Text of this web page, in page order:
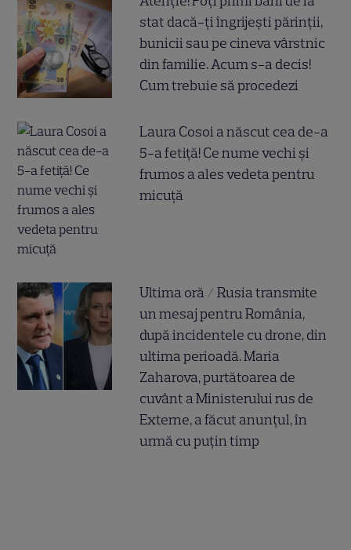
stat dacă-ți îngrijești părinții,
bunicii sau pe cineva vârstnic
din familie. Acum s-a decis!
Cum trebuie să procedezi
Laura Cosoi a născut cea de-a
5-a fetiță! Ce nume vechi și
frumos a ales vedeta pentru
micuță
Ultima oră / Rusia transmite
un mesaj pentru România,
după incidentele cu drone, din
ultima perioadă. Maria
Zaharova, purtătoarea de
cuvânt a Ministerului rus de
Externe, a făcut anunțul, în
urmă cu puțin timp